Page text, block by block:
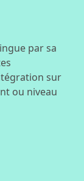
par sa
sur
ou niveau